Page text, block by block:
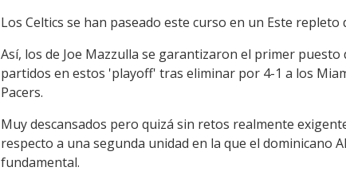
Los Celtics se han paseado este curso en un Este
Así, los de Joe Mazzulla se garantizaron el primer
partidos en estos 'playoff' tras eliminar por 4-1 a los
Pacers.
Muy descansados pero quizá sin retos realmente
respecto a una segunda unidad en la que el dominicano
fundamental.